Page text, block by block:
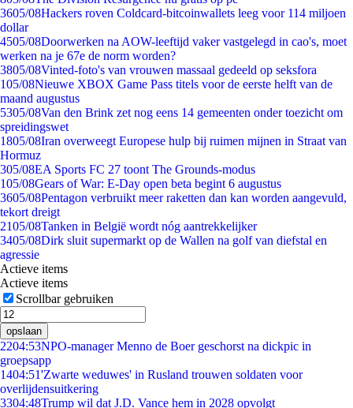
3605/08Hackers roven Coldcard-bitcoinwallets leeg voor 114 miljoen
dollar
4505/08Doorwerken na AOW-leeftijd vaker vastgelegd in cao's, moet
werken na je 67e de norm worden?
3805/08Vinted-foto's van vrouwen massaal gedeeld op seksfora
105/08Nieuwe XBOX Game Pass titels voor de eerste helft van de
maand augustus
5305/08Van den Brink zet nog eens 14 gemeenten onder toezicht om
spreidingswet
1805/08Iran overweegt Europese hulp bij ruimen mijnen in Straat van
Hormuz
305/08EA Sports FC 27 toont The Grounds-modus
105/08Gears of War: E-Day open beta begint 6 augustus
3605/08Pentagon verbruikt meer raketten dan kan worden aangevuld,
tekort dreigt
2105/08Tanken in België wordt nóg aantrekkelijker
3405/08Dirk sluit supermarkt op de Wallen na golf van diefstal en
agressie
Actieve items
Actieve items
Scrollbar gebruiken
opslaan
2204:53NPO-manager Menno de Boer geschorst na dickpic in
groepsapp
1404:51'Zwarte weduwes' in Rusland trouwen soldaten voor
overlijdensuitkering
3304:48Trump wil dat J.D. Vance hem in 2028 opvolgt